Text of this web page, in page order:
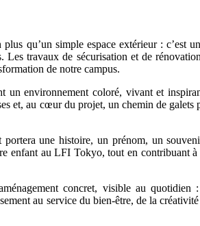
qu’un simple espace extérieur : c’est
travaux de sécurisation et de
de notre campus.
un environnement coloré, vivant et
et, au cœur du projet, un chemin de galets
une histoire, un prénom, un
enfant au LFI Tokyo, tout en contribuant à
concret, visible au quotidien
au service du bien-être, de la